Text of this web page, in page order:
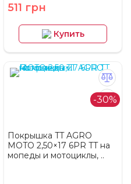
511 грн
Купить
-30%
Покрышка TT AGRO
MOTO 2,50×17 6PR TT на
мопеды и мотоциклы, ..